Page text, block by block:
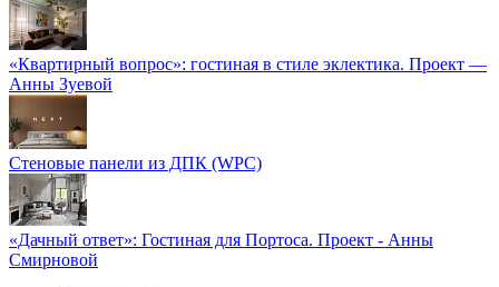
«Квартирный вопрос»: гостиная в стиле эклектика. Проект —
Анны Зуевой
Стеновые панели из ДПК (WPC)
«Дачный ответ»: Гостиная для Портоса. Проект - Анны
Смирновой